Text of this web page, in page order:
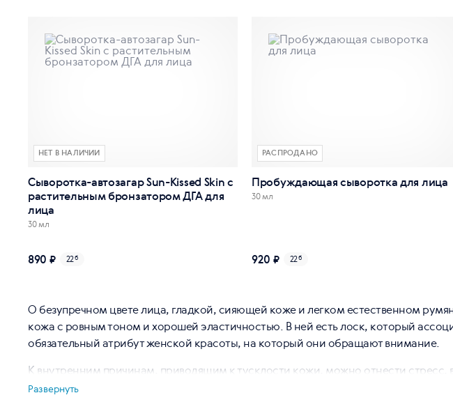
НЕТ В НАЛИЧИИ
Сыворотка-автозагар Sun-Kissed Skin с
растительным бронзатором ДГА для
лица
30 мл
890 ₽ 22б
РАСПРОДАНО
Пробуждающая сыворотка для лица
30 мл
920 ₽ 22б
О безупречном цвете лица, гладкой, сияющей коже и легком естественном
кожа с ровным тоном и хорошей эластичностью. В ней есть лоск, который
обязательный атрибут женской красоты, на который они обращают внимание.
К внутренним причинам, приводящим к тусклости кожи, можно отнести стресс,
сияющей кожи лица. Злоупотребление сахаром и быстрыми углеводами пагубно
Развернуть